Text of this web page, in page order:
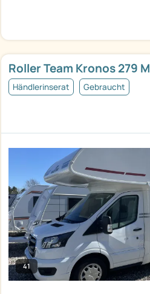
Roller Team Kronos 279 M
Händlerinserat Gebraucht
41